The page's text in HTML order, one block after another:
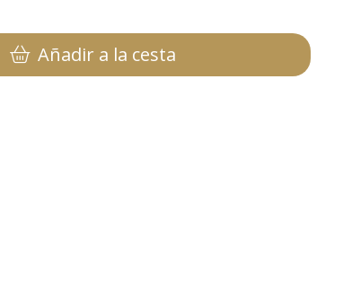
Añadir a la cesta